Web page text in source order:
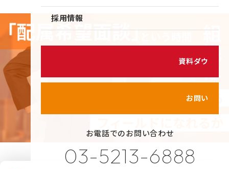
育成体系構築
企業情報TOP
代表メッセージ
健康経営の取り組み
プライバシーポリシー
情報セキュリティポリシー
採用情報
お電話でのお問い合わせ
03-5213-6888